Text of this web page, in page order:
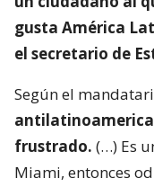
gusta América
el secretario de
Según el
frustrado. (…) Es
Miami, entonces